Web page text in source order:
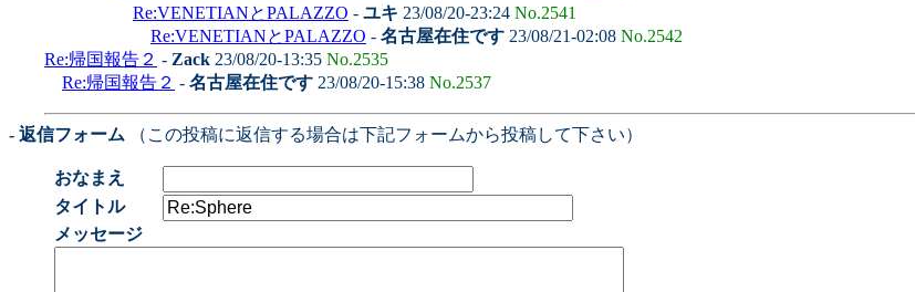
Re:VENETIANとPALAZZO - ユキ 23/08/20-23:24 No.2541
Re:VENETIANとPALAZZO - 名古屋在住です 23/08/21-02:08 No.2542
Re:帰国報告２ - Zack 23/08/20-13:35 No.2535
Re:帰国報告２ - 名古屋在住です 23/08/20-15:38 No.2537
- 返信フォーム （この投稿に返信する場合は下記フォームから投稿して下さい）
おなまえ
タイトル
メッセージ